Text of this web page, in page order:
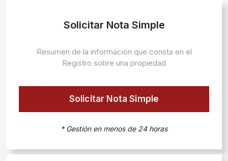
Solicitar Nota Simple
Resumen de la información que consta en el
Registro sobre una propiedad
Solicitar Nota Simple
* Gestión en menos de 24 horas